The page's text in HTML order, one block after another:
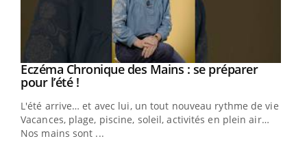
Youtube
Eczéma Chronique des Mains : se préparer
pour l’été !Youtube
L'été arrive… et avec lui, un tout nouveau rythme de vie !
Vacances, plage, piscine, soleil, activités en plein air…
Nos mains sont ...